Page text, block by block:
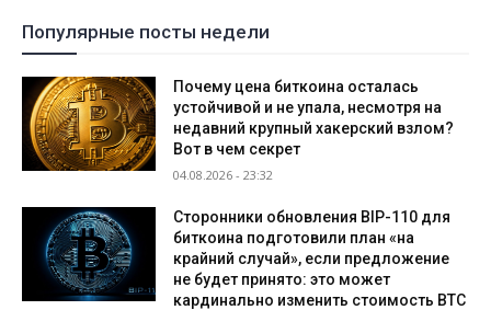
Популярные посты недели
Почему цена биткоина осталась
устойчивой и не упала, несмотря на
недавний крупный хакерский взлом?
Вот в чем секрет
04.08.2026 - 23:32
Сторонники обновления BIP-110 для
биткоина подготовили план «на
крайний случай», если предложение
не будет принято: это может
кардинально изменить стоимость BTC